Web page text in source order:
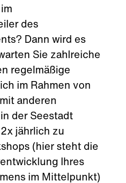
des
Dann wird es
Sie zahlreiche
regelmäßige
im Rahmen von
anderen
der Seestadt
jährlich zu
(hier steht die
Ihres
im Mittelpunkt)